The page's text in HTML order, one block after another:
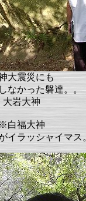
大震災にも
なかった磐達。。
大岩大神
※白福大神
イラッシャイマス